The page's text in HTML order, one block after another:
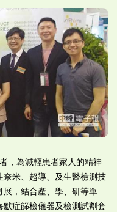
，為減輕患者家人的精神
奈米、超導、及生醫檢測技
，結合產、學、研等單
症篩檢儀器及檢測試劑套